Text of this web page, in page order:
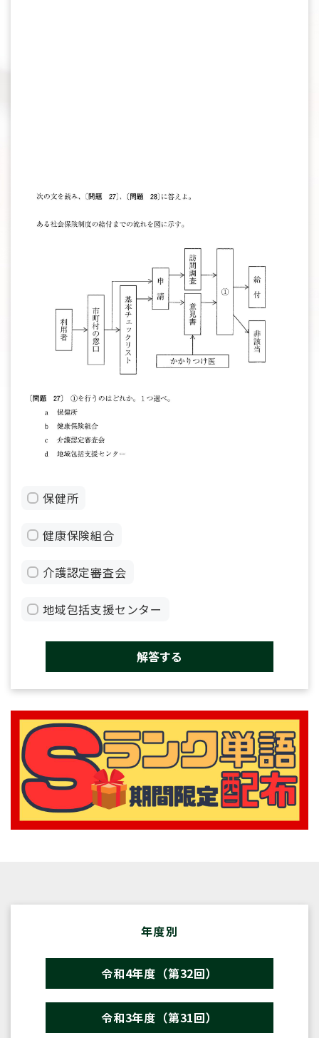
保健所
健康保険組合
介護認定審査会
地域包括支援センター
解答する
年度別
令和4年度（第32回）
令和3年度（第31回）